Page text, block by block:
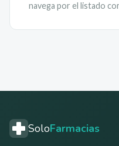
navega por el listado
SoloFarmacias